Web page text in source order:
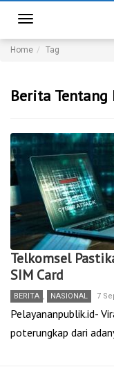
Toggle
navigation
Home Tag
Berita
Telkomsel
SIM Card
BERITA , NASIONAL 7
Pelayananpublik.id-
poterungkap dari